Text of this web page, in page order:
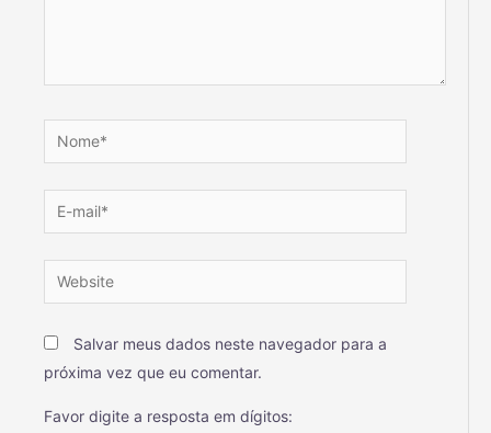
Salvar meus dados neste navegador para a
próxima vez que eu comentar.
Favor digite a resposta em dígitos: